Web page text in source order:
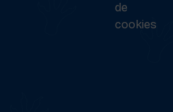
de
cookies